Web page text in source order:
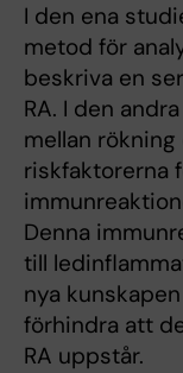
I den ena
metod för
beskriva en
RA. I den
mellan
riskfaktorerna
Denna
till
nya
förhindra att
RA uppstår.